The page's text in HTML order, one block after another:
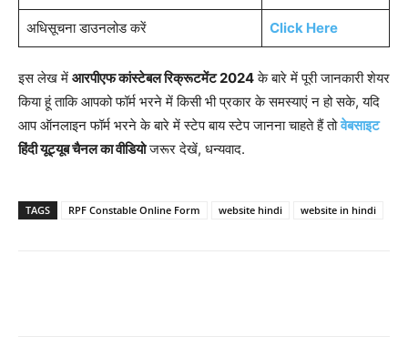
अधिसूचना डाउनलोड करें Click Here
इस लेख में आरपीएफ कांस्टेबल रिक्रूटमेंट 2024के बारे में पूरी जानकारी शेयर
किया हूं ताकि आपको फॉर्म भरने में किसी भी प्रकार के समस्याएं न हो सके, यदि
आप ऑनलाइन फॉर्म भरने के बारे में स्टेप बाय स्टेप जानना चाहते हैं तोवेबसाइट
हिंदी यूट्यूब चैनल का वीडियोजरूर देखें, धन्यवाद.
TAGS RPF Constable Online Form website hindi website in hindi